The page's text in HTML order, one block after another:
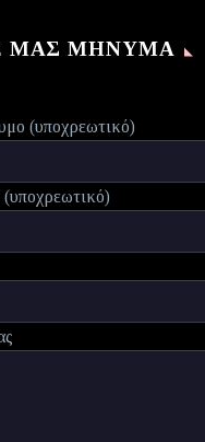
ΜΑΣ ΜΉΝΥΜΑ
(υποχρεωτικό)